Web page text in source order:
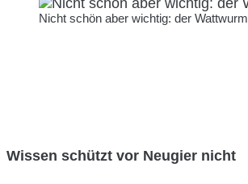
Nicht schön aber wichtig: der Wattwurm
Wissen schützt vor Neugier nicht